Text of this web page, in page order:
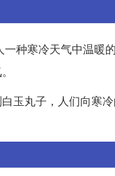
种寒冷天气中温暖
玉丸子，人们向寒